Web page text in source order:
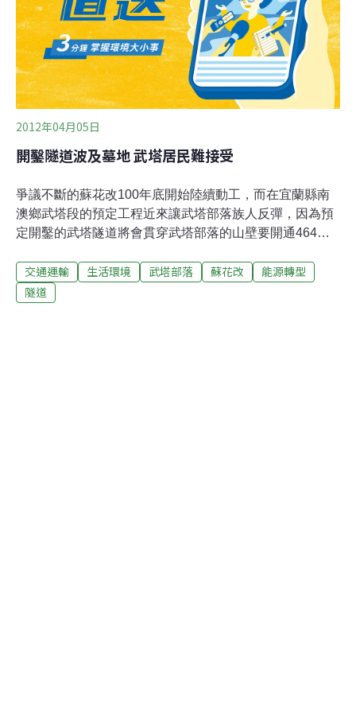
民得知，蘇花改隧道將從部落旁邊穿山而過，隧道工程距
離部落最近的一戶人家，只有130公尺。公路局蘇花公路
改工程處處長邵厚潔表示，這條路線是延續
2012年04月05日
開鑿隧道波及墓地 武塔居民難接受
爭議不斷的蘇花改100年底開始陸續動工，而在宜蘭縣南
澳鄉武塔段的預定工程近來讓武塔部落族人反彈，因為預
定開鑿的武塔隧道將會貫穿武塔部落的山壁要開通464公
方式開鑿隧道，但部落居民還是擔心被遭貫穿之後的山
體，會因地質破壞在往後面臨地震或風災時會危及到部落
交通運輸 生活環境 武塔部落 蘇花改
能源轉型
隧道